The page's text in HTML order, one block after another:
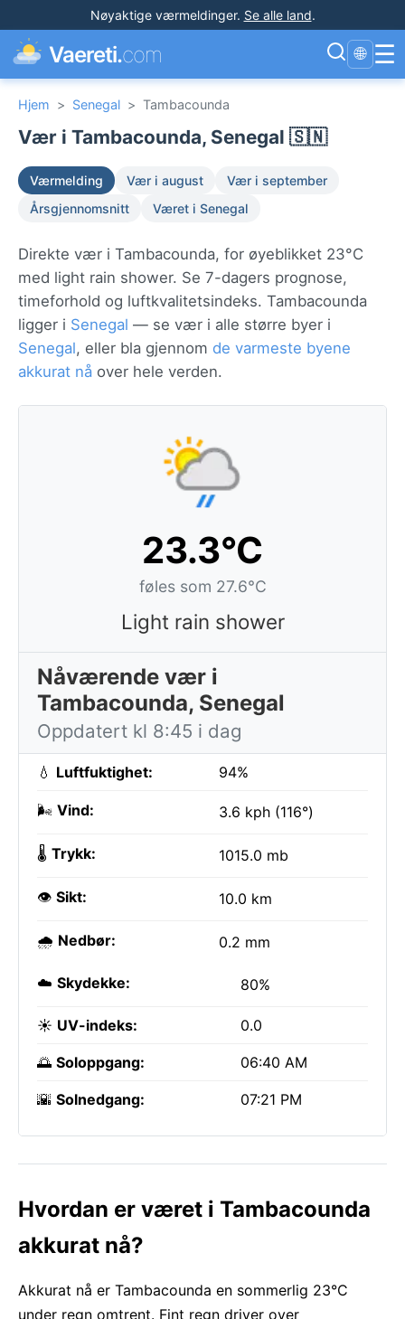
Nøyaktige værmeldinger. Se alle land.
Vaereti.com 🌐 ☰
Hjem > Senegal > Tambacounda
Vær i Tambacounda, Senegal 🇸🇳
Værmelding Vær i august
Vær i september
Årsgjennomsnitt
Været i Senegal
Direkte vær i Tambacounda, for øyeblikket 23°C
med light rain shower. Se 7-dagers prognose,
timeforhold og luftkvalitetsindeks. Tambacounda
ligger i Senegal — se vær i alle større byer i
Senegal, eller bla gjennom de varmeste byene
akkurat nå over hele verden.
23.3°C
føles som 27.6°C
Light rain shower
Nåværende vær i
Tambacounda, Senegal
Oppdatert kl 8:45 i dag
💧 Luftfuktighet: 94%
🌬️ Vind: 3.6 kph (116°)
🌡️ Trykk: 1015.0 mb
👁️ Sikt: 10.0 km
🌧️ Nedbør: 0.2 mm
☁️ Skydekke: 80%
☀️ UV-indeks: 0.0
🌅 Soloppgang: 06:40 AM
🌇 Solnedgang: 07:21 PM
Hvordan er været i Tambacounda
akkurat nå?
Akkurat nå er Tambacounda en sommerlig 23°C
under regn omtrent. Fint regn driver over